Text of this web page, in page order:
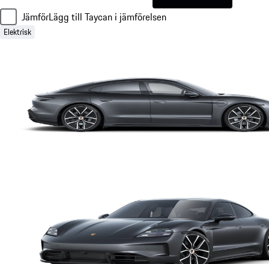
JämförLägg till Taycan i jämförelsen
Elektrisk